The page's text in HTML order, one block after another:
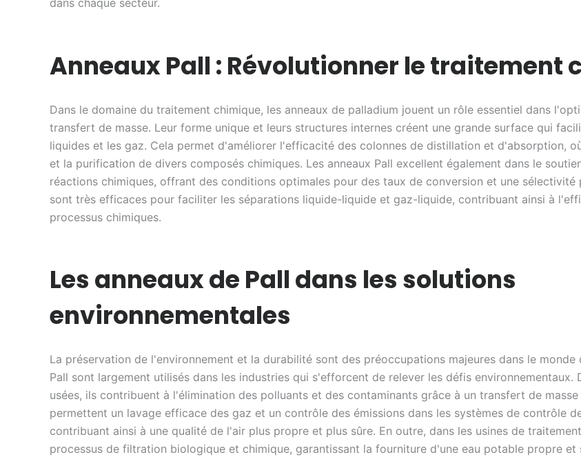
dans chaque secteur.
Anneaux Pall : Révolutionner le traitement
Dans le domaine du traitement chimique, les anneaux de palladium jouent un rôle essentiel dans
transfert de masse. Leur forme unique et leurs structures internes créent une grande surface qui
liquides et les gaz. Cela permet d'améliorer l'efficacité des colonnes de distillation et d'absorption,
et la purification de divers composés chimiques. Les anneaux Pall excellent également dans le
réactions chimiques, offrant des conditions optimales pour des taux de conversion et une sélectivité
sont très efficaces pour faciliter les séparations liquide-liquide et gaz-liquide, contribuant ainsi à
processus chimiques.
Les anneaux de Pall dans les solutions
environnementales
La préservation de l'environnement et la durabilité sont des préoccupations majeures dans le monde
Pall sont largement utilisés dans les industries qui s'efforcent de relever les défis environnementaux.
usées, ils contribuent à l'élimination des polluants et des contaminants grâce à un transfert de
permettent un lavage efficace des gaz et un contrôle des émissions dans les systèmes de contrôle
contribuant ainsi à une qualité de l'air plus propre et plus sûre. En outre, dans les usines de
processus de filtration biologique et chimique, garantissant la fourniture d'une eau potable propre et